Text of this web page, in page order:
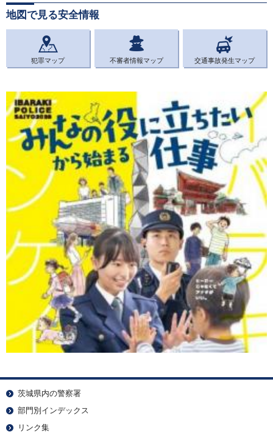
地図で見る安全情報
犯罪マップ 不審者情報マップ 交通事故発生マップ
茨城県内の警察署
部門別インデックス
リンク集